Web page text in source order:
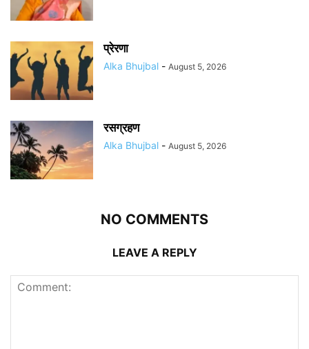
प्रेरणा
Alka Bhujbal - August 5, 2026
रसग्रहण
Alka Bhujbal - August 5, 2026
NO COMMENTS
LEAVE A REPLY